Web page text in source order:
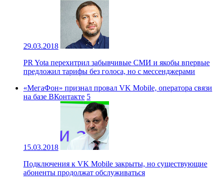
29.03.2018
PR Yota перехитрил забывчивые СМИ и якобы впервые
предложил тарифы без голоса, но с мессенджерами
«МегаФон» признал провал VK Mobile, оператора связи
на базе ВКонтакте 5
15.03.2018
Подключения к VK Mobile закрыты, но существующие
абоненты продолжат обслуживаться